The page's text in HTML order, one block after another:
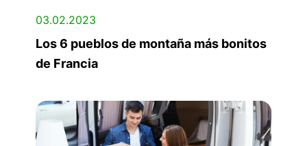
03.02.2023
Los 6 pueblos de montaña más bonitos
de Francia